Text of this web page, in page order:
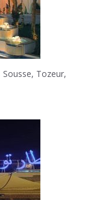
Tozeur,